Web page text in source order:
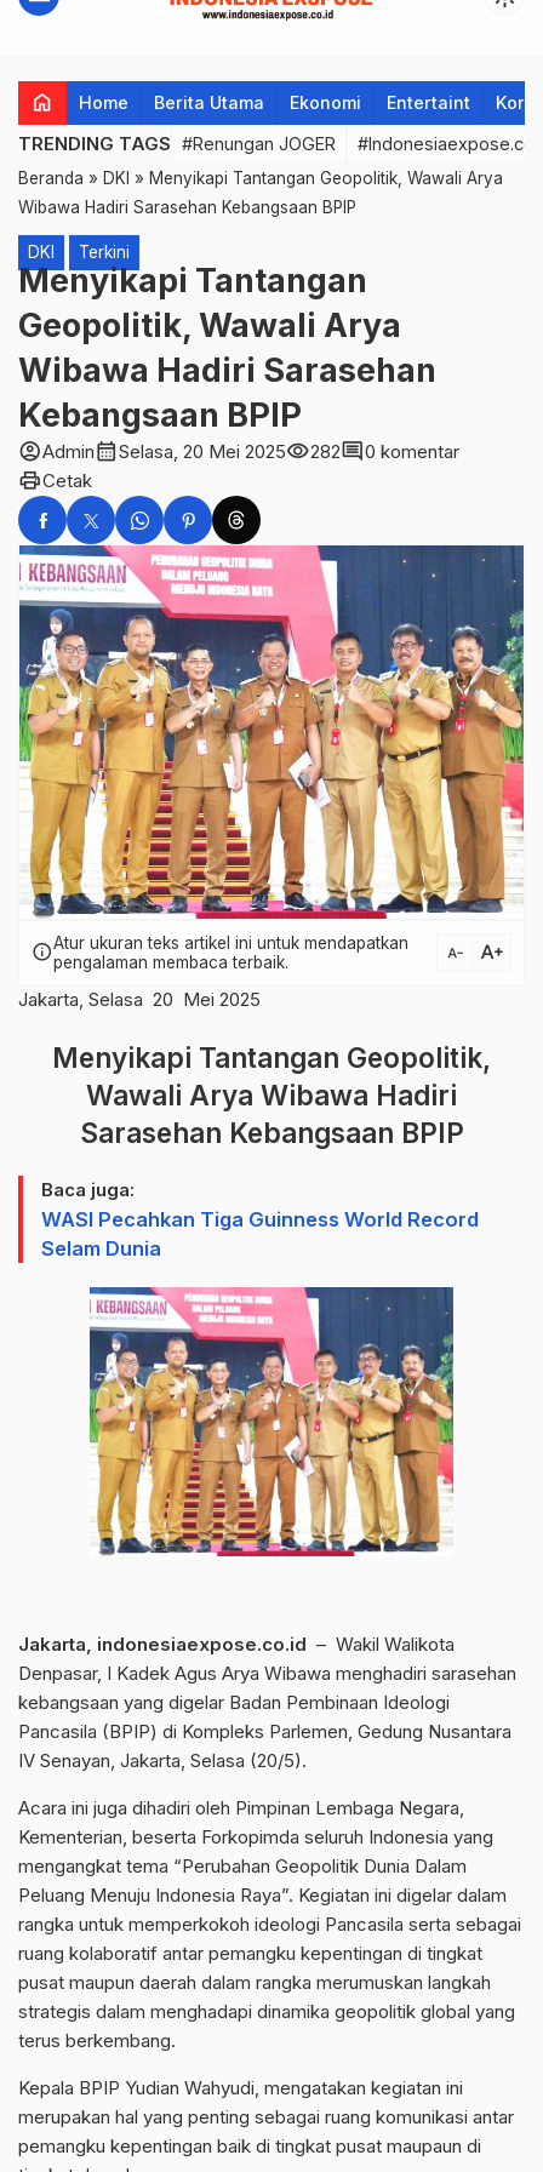
home Home Berita Utama Ekonomi Entertaint
TRENDING TAGS #Renungan JOGER
Beranda » DKI » Menyikapi Tantangan Geopolitik, Wawali Arya
Wibawa Hadiri Sarasehan Kebangsaan BPIP
DKI Terkini
Menyikapi Tantangan
Geopolitik, Wawali Arya
Wibawa Hadiri Sarasehan
Kebangsaan BPIP
account_circleAdmincalendar_monthSelasa, 20 Mei 2025visibility282comment0 komentar
printCetak
infoAtur ukuran teks artikel ini untuk mendapatkan
pengalaman membaca terbaik.
text_decrease text_increase
Jakarta, Selasa 20 Mei 2025
Menyikapi Tantangan Geopolitik,
Wawali Arya Wibawa Hadiri
Sarasehan Kebangsaan BPIP
Baca juga:
WASI Pecahkan Tiga Guinness World Record
Selam Dunia
Jakarta, indonesiaexpose.co.id – Wakil Walikota
Denpasar, I Kadek Agus Arya Wibawa menghadiri sarasehan
kebangsaan yang digelar Badan Pembinaan Ideologi
Pancasila (BPIP) di Kompleks Parlemen, Gedung Nusantara
IV Senayan, Jakarta, Selasa (20/5).
Acara ini juga dihadiri oleh Pimpinan Lembaga Negara,
Kementerian, beserta Forkopimda seluruh Indonesia yang
mengangkat tema “Perubahan Geopolitik Dunia Dalam
Peluang Menuju Indonesia Raya”. Kegiatan ini digelar dalam
rangka untuk memperkokoh ideologi Pancasila serta sebagai
ruang kolaboratif antar pemangku kepentingan di tingkat
pusat maupun daerah dalam rangka merumuskan langkah
strategis dalam menghadapi dinamika geopolitik global yang
terus berkembang.
Kepala BPIP Yudian Wahyudi, mengatakan kegiatan ini
merupakan hal yang penting sebagai ruang komunikasi antar
pemangku kepentingan baik di tingkat pusat maupaun di